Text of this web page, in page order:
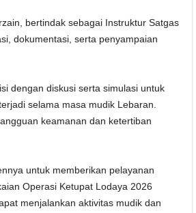
bertindak sebagai Instruktur Satgas
dokumentasi, serta penyampaian
dengan diskusi serta simulasi untuk
selama masa mudik Lebaran.
keamanan dan ketertiban
untuk memberikan pelayanan
Operasi Ketupat Lodaya 2026
menjalankan aktivitas mudik dan